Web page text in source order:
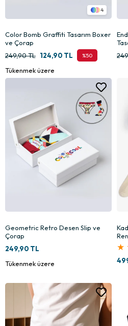
4
Color Bomb Graffiti Tasarım Boxer
ve Çorap
%50
124,90 TL
249,90 TL
Tükenmek üzere
Geometric Retro Desen Slip ve
Çorap
249,90 TL
Tükenmek üzere
★